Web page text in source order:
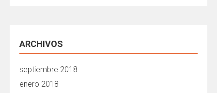
ARCHIVOS
septiembre 2018
enero 2018